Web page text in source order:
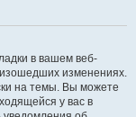
в вашем веб-
изменениях.
на темы. Вы можете
у вас в